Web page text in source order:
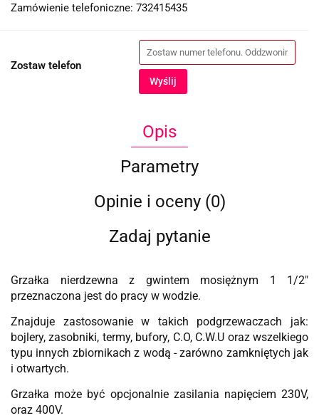
Zamówienie telefoniczne: 732415435
Zostaw telefon
Wyślij
Opis
Parametry
Opinie i oceny (0)
Zadaj pytanie
Grzałka nierdzewna z gwintem mosiężnym 1 1/2"
przeznaczona jest do pracy w wodzie.
Znajduje zastosowanie w takich podgrzewaczach jak:
bojlery, zasobniki, termy, bufory, C.O, C.W.U oraz wszelkiego
typu innych zbiornikach z wodą - zarówno zamkniętych jak
i otwartych.
Grzałka może być opcjonalnie zasilania napięciem 230V,
oraz 400V.